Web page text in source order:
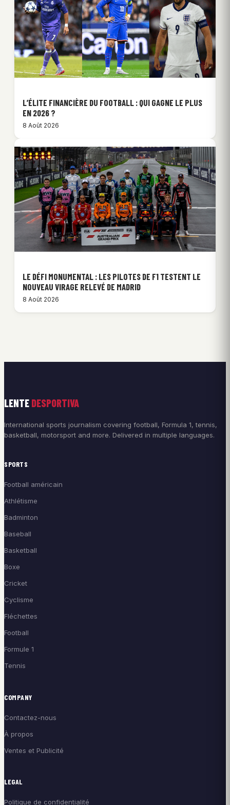
L’ÉLITE FINANCIÈRE DU FOOTBALL : QUI GAGNE LE PLUS
EN 2026 ?
8 Août 2026
LE DÉFI MONUMENTAL : LES PILOTES DE F1 TESTENT LE
NOUVEAU VIRAGE RELEVÉ DE MADRID
8 Août 2026
LENTE DESPORTIVA
International sports journalism covering football, Formula 1, tennis,
basketball, motorsport and more. Delivered in multiple languages.
SPORTS
Football américain
Athlétisme
Badminton
Baseball
Basketball
Boxe
Cricket
Cyclisme
Fléchettes
Football
Formule 1
Tennis
COMPANY
Contactez-nous
À propos
Ventes et Publicité
LEGAL
Politique de confidentialité